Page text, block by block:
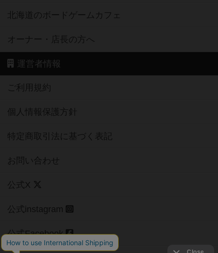
北海道のボードゲームカフェ
オーナー・店長の方へ
運営者情報
ご利用規約
個人情報保護方針
特定商取引法に基づく表記
お問い合わせ
公式X
公式instagram
公式Facebook